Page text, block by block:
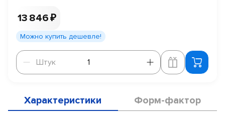
13 846 ₽
Можно купить дешевле!
Штук
Штук
Характеристики Форм-фактор